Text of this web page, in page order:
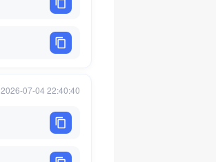
2026-07-04 22:40:40